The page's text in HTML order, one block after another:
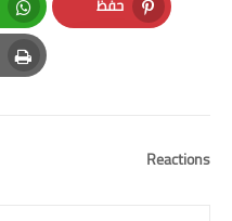
حفظ
Pinterest
Reactions